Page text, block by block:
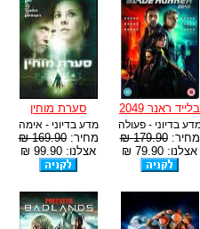
בלייד ראנר 2049
בדיוני - פעולה
מחיר:179.90 ₪
אצלנו: 79.90 ₪
סערת מוחין
מדע בדיוני - אימה
מחיר:169.90 ₪
אצלנו: 99.90 ₪